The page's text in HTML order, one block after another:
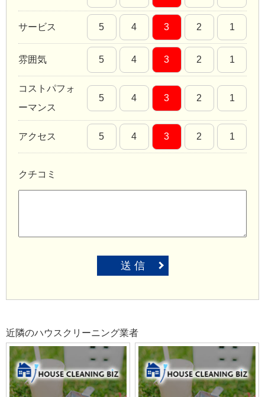
サービス 5 4 3 2 1
雰囲気 5 4 3 2 1
コストパフォ
ーマンス
5 4 3 2 1
アクセス 5 4 3 2 1
クチコミ
送 信
近隣のハウスクリーニング業者